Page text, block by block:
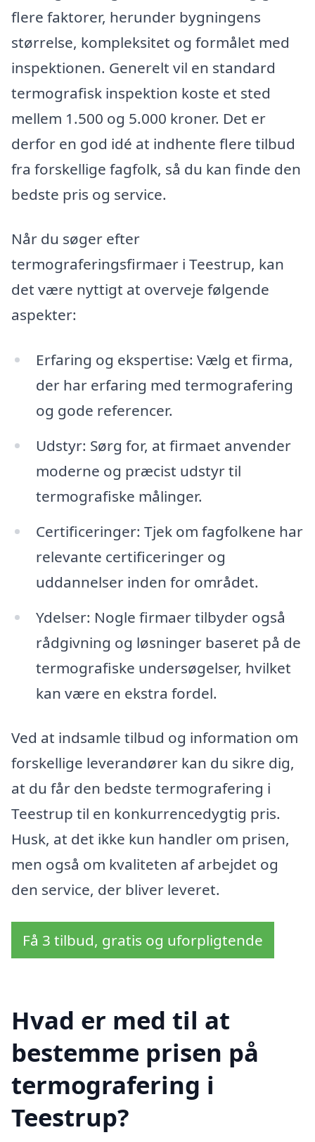
flere faktorer, herunder bygningens
størrelse, kompleksitet og formålet med
inspektionen. Generelt vil en standard
termografisk inspektion koste et sted
mellem 1.500 og 5.000 kroner. Det er
derfor en god idé at indhente flere tilbud
fra forskellige fagfolk, så du kan finde den
bedste pris og service.
Når du søger efter
termograferingsfirmaer i Teestrup, kan
det være nyttigt at overveje følgende
aspekter:
Erfaring og ekspertise: Vælg et firma,
der har erfaring med termografering
og gode referencer.
Udstyr: Sørg for, at firmaet anvender
moderne og præcist udstyr til
termografiske målinger.
Certificeringer: Tjek om fagfolkene har
relevante certificeringer og
uddannelser inden for området.
Ydelser: Nogle firmaer tilbyder også
rådgivning og løsninger baseret på de
termografiske undersøgelser, hvilket
kan være en ekstra fordel.
Ved at indsamle tilbud og information om
forskellige leverandører kan du sikre dig,
at du får den bedste termografering i
Teestrup til en konkurrencedygtig pris.
Husk, at det ikke kun handler om prisen,
men også om kvaliteten af arbejdet og
den service, der bliver leveret.
Få 3 tilbud, gratis og uforpligtende
Hvad er med til at
bestemme prisen på
termografering i
Teestrup?